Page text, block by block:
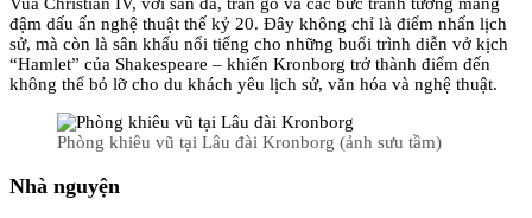
Vua Christian IV, với sàn đá, trần gỗ và các bức tranh tường mang
đậm dấu ấn nghệ thuật thế kỷ 20. Đây không chỉ là điểm nhấn lịch
sử, mà còn là sân khấu nổi tiếng cho những buổi trình diễn vở kịch
“Hamlet” của Shakespeare – khiến Kronborg trở thành điểm đến
không thể bỏ lỡ cho du khách yêu lịch sử, văn hóa và nghệ thuật.
Phòng khiêu vũ tại Lâu đài Kronborg (ảnh sưu tầm)
Nhà nguyện